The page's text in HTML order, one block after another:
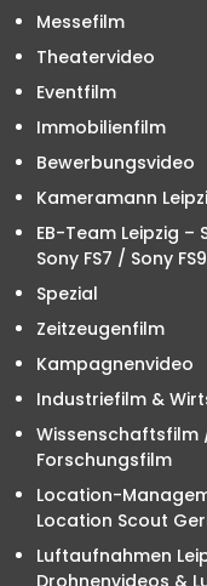
Messefilm
Theatervideo
Eventfilm
Immobilienfilm
Bewerbungsvideo
Kameramann
EB-Team Leipzig –
Sony FS7 / Sony FS9
Spezial
Zeitzeugenfilm
Kampagnenvideo
Industriefilm &
Wissenschaftsfilm
Forschungsfilm
Location-
Location Scout
Luftaufnahmen
Drohnenvideos &